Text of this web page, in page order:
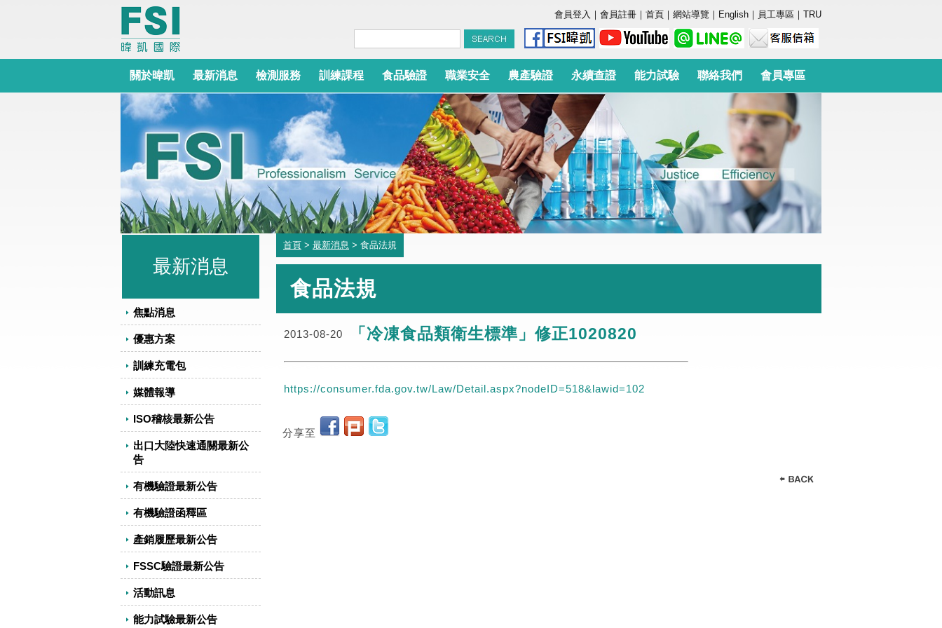
會員登入 ｜ 會員註冊 ｜ 首頁 ｜ 網站導覽 ｜ English ｜ 員工專區 ｜ TRU
關於暐凱 最新消息 檢測服務 訓練課程 食品驗證 職業安全 農產驗證 永續查證 能力試驗 聯絡我們 會員專區
最新消息
焦點消息
優惠方案
訓練充電包
媒體報導
ISO稽核最新公告
出口大陸快速通關最新公
告
有機驗證最新公告
有機驗證函釋區
產銷履歷最新公告
FSSC驗證最新公告
活動訊息
能力試驗最新公告
首頁 > 最新消息 > 食品法規
食品法規
2013-08-20 「冷凍食品類衛生標準」修正1020820
https://consumer.fda.gov.tw/Law/Detail.aspx?nodeID=518&lawid=102
分享至